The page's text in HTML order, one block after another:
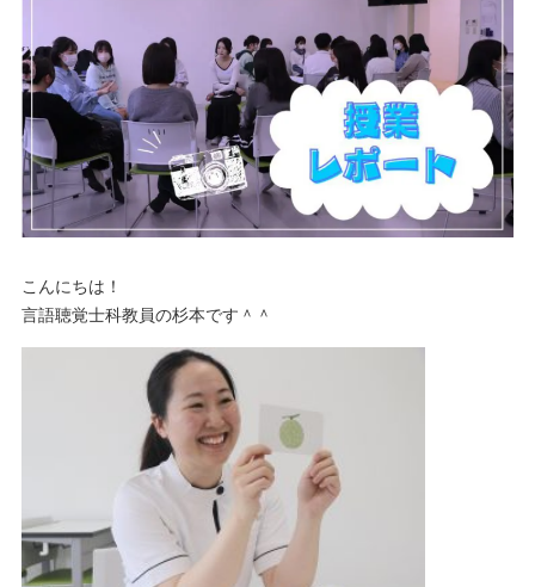
こんにちは！
言語聴覚士科教員の杉本です＾＾